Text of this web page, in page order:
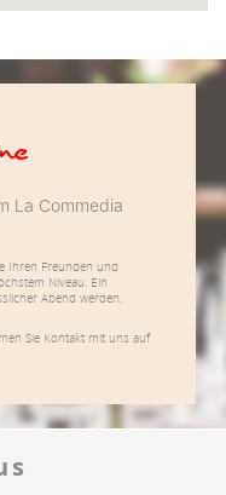
La Commedia
Ihren Freunden und
Niveau. Ein
Abend werden.
Sie Kontakt mit uns auf